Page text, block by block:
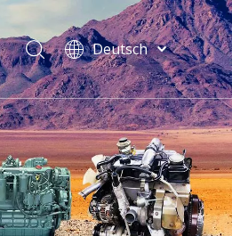
Deutsch
فارسی
Bahasa
indonesia
Türk dili
ไทย
Italiano
Português